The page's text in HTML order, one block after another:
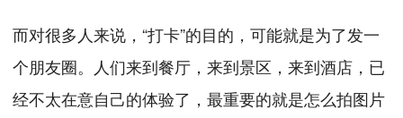
而对很多人来说，“打卡”的目的，可能就是为了发一
个朋友圈。人们来到餐厅，来到景区，来到酒店，已
经不太在意自己的体验了，最重要的就是怎么拍图片